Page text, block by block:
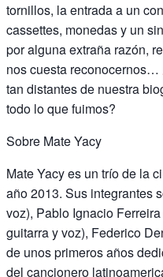
tornillos, la entrada a un
cassettes, monedas y un
por alguna extraña razón,
nos cuesta reconocernos…
tan distantes de nuestra
todo lo que fuimos?
Sobre Mate Yacy
Mate Yacy es un trío de la
año 2013. Sus integrantes
voz), Pablo Ignacio
guitarra y voz), Federico
de unos primeros años
del cancionero